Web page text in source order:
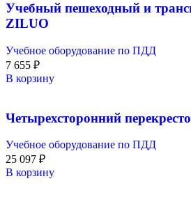
Учебный пешеходный и
ZILUO
Учебное оборудование по ПДД
7 655 ₽
В корзину
Четырехсторонний
Учебное оборудование по ПДД
25 097 ₽
В корзину